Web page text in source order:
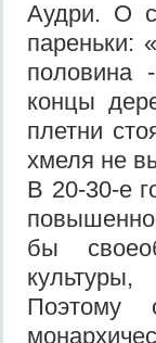
Аудри. О
пареньки:
половина
концы
плетни
хмеля не
В 20-30-е
бы
Поэтому